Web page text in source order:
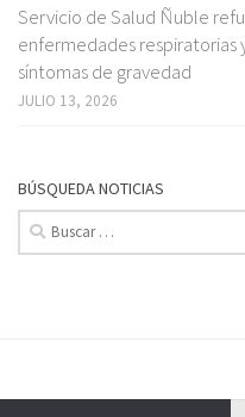
Servicio de Salud Ñuble
enfermedades
síntomas de gravedad
JULIO 13, 2026
BÚSQUEDA NOTICIAS
Buscar: